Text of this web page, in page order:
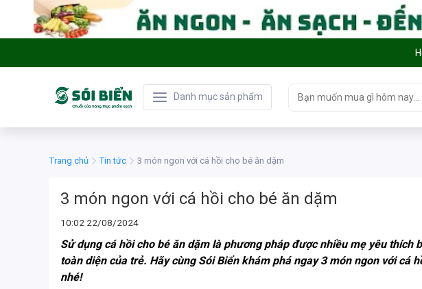
Danh mục sản phẩm
Trang chủ Tin tức 3 món ngon với cá hồi cho bé ăn dặm
3 món ngon với cá hồi cho bé ăn dặm
10:02 22/08/2024
Sử dụng cá hồi cho bé ăn dặm là phương pháp được nhiều mẹ yêu
toàn diện của trẻ. Hãy cùng Sói Biển khám phá ngay 3 món ngon với
nhé!